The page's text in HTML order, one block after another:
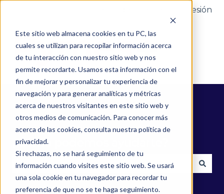
Este sitio web almacena cookies en tu PC, las
cuales se utilizan para recopilar información acerca
de tu interacción con nuestro sitio web y nos
permite recordarte. Usamos esta información con el
fin de mejorar y personalizar tu experiencia de
navegación y para generar analíticas y métricas
acerca de nuestros visitantes en este sitio web y
otros medios de comunicación. Para conocer más
acerca de las cookies, consulta nuestra política de
privacidad.
Si rechazas, no se hará seguimiento de tu
información cuando visites este sitio web. Se usará
una sola cookie en tu navegador para recordar tu
preferencia de que no se te haga seguimiento.
Iniciar sesión
¿Cómo podemos ayudarte?
No hay sugerencias porque el campo de